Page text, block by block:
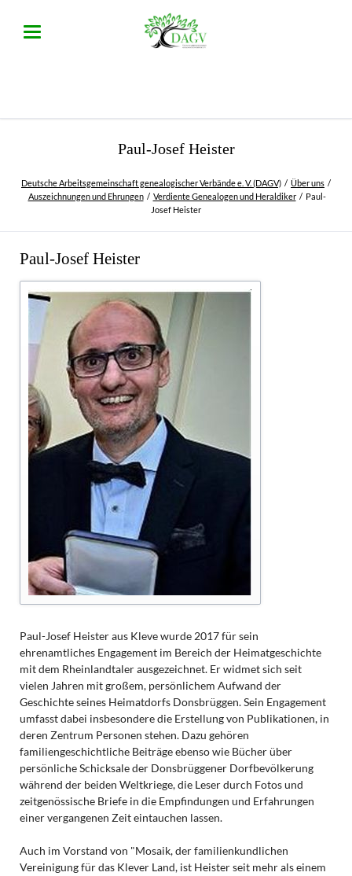
Paul-Josef Heister
Deutsche Arbeitsgemeinschaft genealogischer Verbände e. V. (DAGV)
Über uns
Auszeichnungen und Ehrungen
Verdiente Genealogen und Heraldiker
Paul-
Josef Heister
Paul-Josef Heister
Paul-Josef Heister aus Kleve wurde 2017 für sein
ehrenamtliches Engagement im Bereich der Heimatgeschichte
mit dem Rheinlandtaler ausgezeichnet. Er widmet sich seit
vielen Jahren mit großem, persönlichem Aufwand der
Geschichte seines Heimatdorfs Donsbrüggen. Sein Engagement
umfasst dabei insbesondere die Erstellung von Publikationen, in
deren Zentrum Personen stehen. Dazu gehören
familiengeschichtliche Beiträge ebenso wie Bücher über
persönliche Schicksale der Donsbrüggener Dorfbevölkerung
während der beiden Weltkriege, die Leser durch Fotos und
zeitgenössische Briefe in die Empfindungen und Erfahrungen
einer vergangenen Zeit eintauchen lassen.
Auch im Vorstand von "Mosaik, der familienkundlichen
Vereinigung für das Klever Land, ist Heister seit mehr als einem